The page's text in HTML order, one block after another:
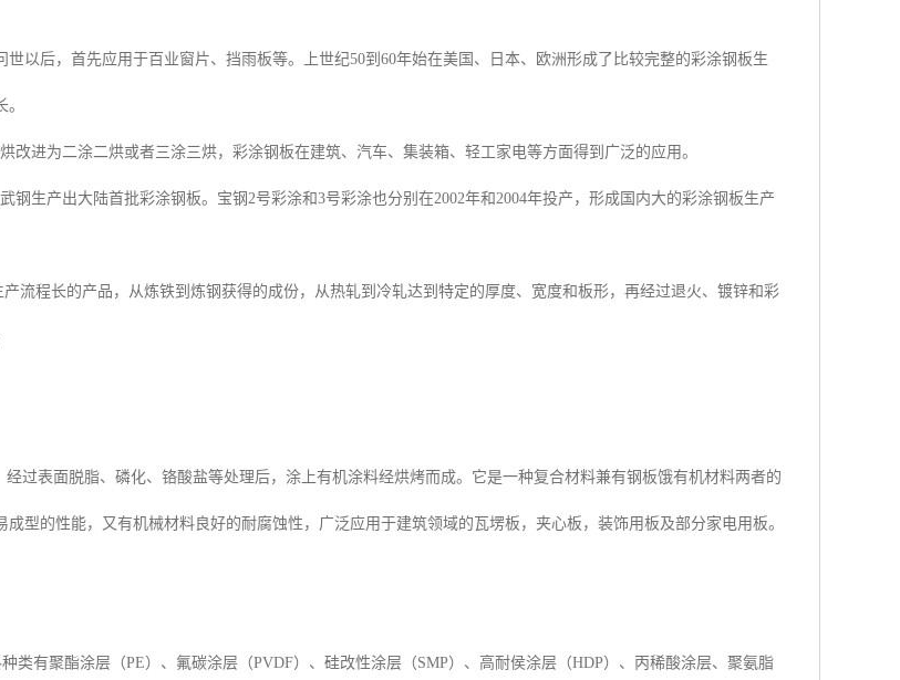
世以后，首先应用于百业窗片、挡雨板等。上世纪50到60年始在美国、日本、欧洲形成了比较完整的彩涂钢板生
进为二涂二烘或者三涂三烘，彩涂钢板在建筑、汽车、集装箱、轻工家电等方面得到广泛的应用。
生产出大陆首批彩涂钢板。宝钢2号彩涂和3号彩涂也分别在2002年和2004年投产，形成国内大的彩涂钢板生产
程长的产品，从炼铁到炼钢获得的成份，从热轧到冷轧达到特定的厚度、宽度和板形，再经过退火、镀锌和彩
过表面脱脂、磷化、铬酸盐等处理后，涂上有机涂料经烘烤而成。它是一种复合材料兼有钢板饿有机材料两者的
型的性能，又有机械材料良好的耐腐蚀性，广泛应用于建筑领域的瓦塄板，夹心板，装饰用板及部分家电用板。
类有聚酯涂层（PE）、氟碳涂层（PVDF）、硅改性涂层（SMP）、高耐侯涂层（HDP）、丙稀酸涂层、聚氨脂